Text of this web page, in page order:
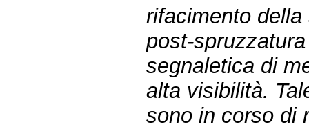
rifacimento
post-
segnaletica di
alta visibilità.
sono in corso di